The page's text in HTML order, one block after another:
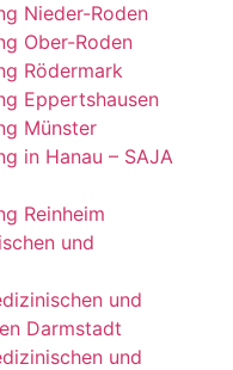
Nieder-Roden
Ober-Roden
Rödermark
Eppertshausen
Münster
in Hanau – SAJA
Reinheim
und
und
Darmstadt
und